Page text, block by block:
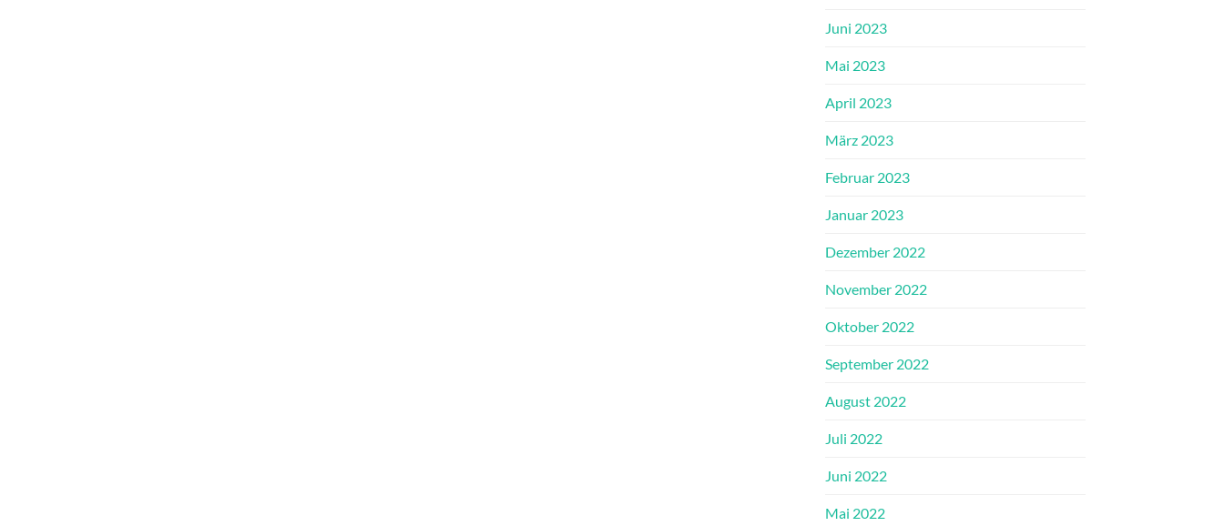
Juni 2023
Mai 2023
April 2023
März 2023
Februar 2023
Januar 2023
Dezember 2022
November 2022
Oktober 2022
September 2022
August 2022
Juli 2022
Juni 2022
Mai 2022